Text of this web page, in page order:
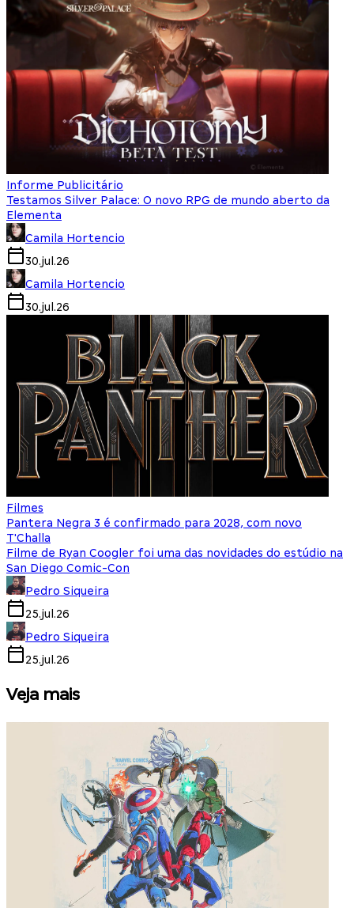
Informe Publicitário
Testamos Silver Palace: O novo RPG de mundo aberto da
Elementa
Camila Hortencio
30.jul.26
Camila Hortencio
30.jul.26
Filmes
Pantera Negra 3 é confirmado para 2028, com novo
T'Challa
Filme de Ryan Coogler foi uma das novidades do estúdio na
San Diego Comic-Con
Pedro Siqueira
25.jul.26
Pedro Siqueira
25.jul.26
Veja mais